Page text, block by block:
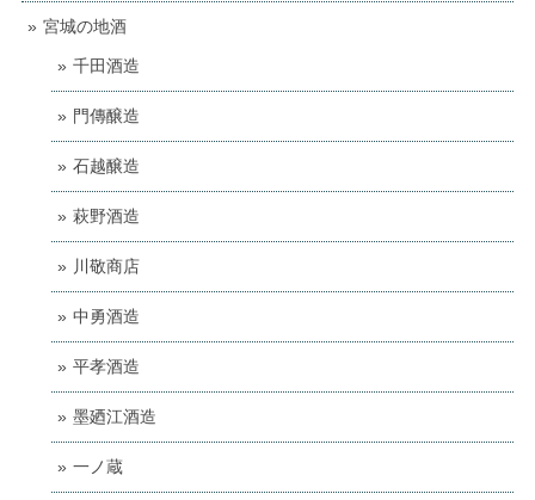
宮城の地酒
千田酒造
門傳醸造
石越醸造
萩野酒造
川敬商店
中勇酒造
平孝酒造
墨廼江酒造
一ノ蔵